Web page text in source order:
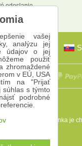
odoslanie.
Táto stránka je
vašej
analýzu jej
údajov o jej
použiť
zhromaždené
v EÚ, USA
na "Prijať
súhlas s týmto
podrobné